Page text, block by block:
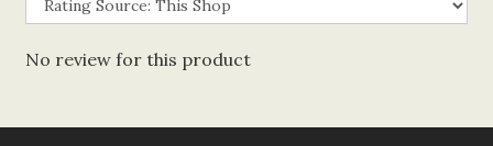
No review for this product